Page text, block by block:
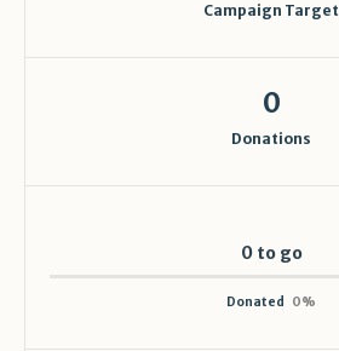
Campaign Target
0
Donations
0 to go
Donated 0%